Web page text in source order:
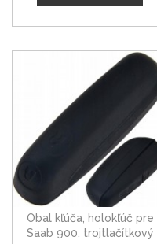
Obal kľúča, holokľúč pre
Saab 900, trojtlačítkový